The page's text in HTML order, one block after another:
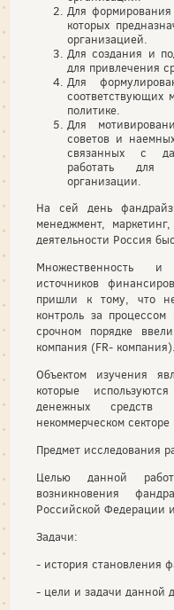
Для
которых
организацией.
Для создания и
для привлечения
Для
соответствующих
политике.
Для
советов и
связанных с
работать для
организации.
На сей день
менеджмент,
деятельности Россия
Множественность и
источников
пришли к тому, что
контроль за
срочном порядке
компания (FR- компания).
Объектом изучения
которые
денежных средств
некоммерческом
Предмет исследования
Целью данной
возникновения
Российской Федерации
Задачи:
- история становления
- цели и задачи данной